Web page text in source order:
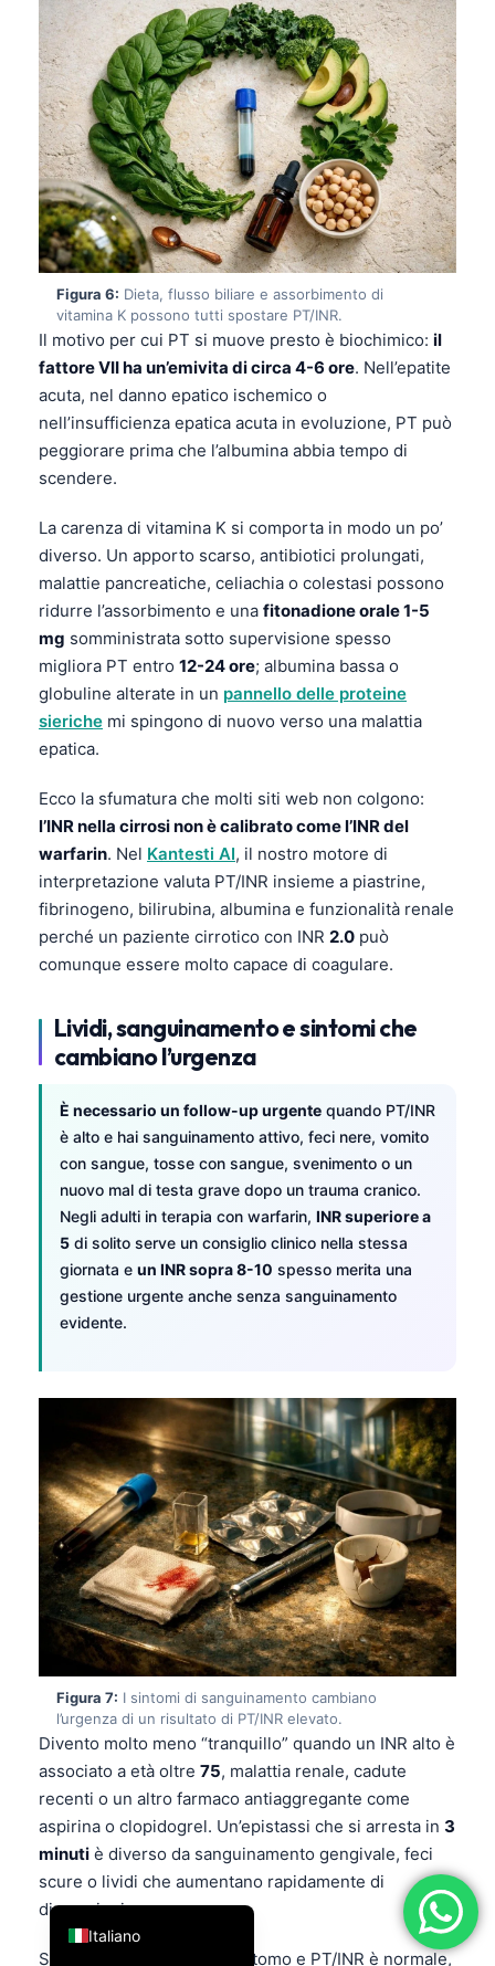
Figura 6: Dieta, flusso biliare e assorbimento di
vitamina K possono tutti spostare PT/INR.
Il motivo per cui PT si muove presto è biochimico: il
fattore VII ha un’emivita di circa 4-6 ore. Nell’epatite
acuta, nel danno epatico ischemico o
nell’insufficienza epatica acuta in evoluzione, PT può
peggiorare prima che l’albumina abbia tempo di
scendere.
La carenza di vitamina K si comporta in modo un po’
diverso. Un apporto scarso, antibiotici prolungati,
malattie pancreatiche, celiachia o colestasi possono
ridurre l’assorbimento e una fitonadione orale 1-5
mg somministrata sotto supervisione spesso
migliora PT entro 12-24 ore; albumina bassa o
globuline alterate in un pannello delle proteine
sieriche mi spingono di nuovo verso una malattia
epatica.
Ecco la sfumatura che molti siti web non colgono:
l’INR nella cirrosi non è calibrato come l’INR del
warfarin. Nel Kantesti AI, il nostro motore di
interpretazione valuta PT/INR insieme a piastrine,
fibrinogeno, bilirubina, albumina e funzionalità renale
perché un paziente cirrotico con INR 2.0 può
comunque essere molto capace di coagulare.
Lividi, sanguinamento e sintomi che
cambiano l’urgenza
È necessario un follow-up urgente quando PT/INR
è alto e hai sanguinamento attivo, feci nere, vomito
con sangue, tosse con sangue, svenimento o un
nuovo mal di testa grave dopo un trauma cranico.
Negli adulti in terapia con warfarin, INR superiore a
5 di solito serve un consiglio clinico nella stessa
giornata e un INR sopra 8-10 spesso merita una
gestione urgente anche senza sanguinamento
evidente.
Figura 7: I sintomi di sanguinamento cambiano
l’urgenza di un risultato di PT/INR elevato.
Divento molto meno “tranquillo” quando un INR alto è
associato a età oltre 75, malattia renale, cadute
recenti o un altro farmaco antiaggregante come
aspirina o clopidogrel. Un’epistassi che si arresta in 3
minuti è diverso da sanguinamento gengivale, feci
scure o lividi che aumentano rapidamente di
dimensioni.
Se il livido è il tuo unico sintomo e PT/INR è normale,
Italiano
English
Deutsch
العربية
Français
עִבְרִית
Español
Português
Ελληνικά
Türkçe
Română
简体中文
فارسی
Български
Dansk
Bahasa Indonesia
Հայերեն
Íslenska
Српски језик
Svenska
Bosanski
Eesti
日本語
ქართული
Русский
Lietuvių kalba
한국어
Magyar
Shqip
বাংলা
اردو
मराठी
తెలుగు
ગુજરાતી
മലയാളം
Bahasa Melayu
Tiếng Việt
Tagalog
ไทย
ဗမာစာ
ភាសាខ្មែរ
Kiswahili
አማርኛ
Українська
O‘zbekcha